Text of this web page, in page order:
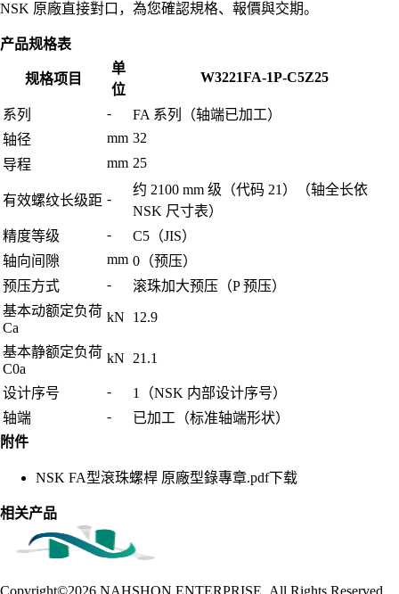
NSK 原廠直接對口，為您確認規格、報價與交期。
产品规格表
规格项目
单
位
W3221FA-1P-C5Z25
系列 -
FA 系列（轴端已加工）
轴径
mm 32
导程
mm 25
有效螺纹长级距 -
约 2100 mm 级（代码 21）（轴全长依
NSK 尺寸表）
精度等级
-
C5（JIS）
轴向间隙
mm 0（预压）
预压方式
-
滚珠加大预压（P 预压）
基本动额定负荷
Ca
kN 12.9
基本静额定负荷
C0a
kN 21.1
设计序号 -
1（NSK 内部设计序号）
轴端
-
已加工（标准轴端形状）
附件
NSK FA型滾珠螺桿 原廠型錄專章.pdf下载
相关产品
Copyright©2026 NAHSHON ENTERPRISE .All Rights Reserved.